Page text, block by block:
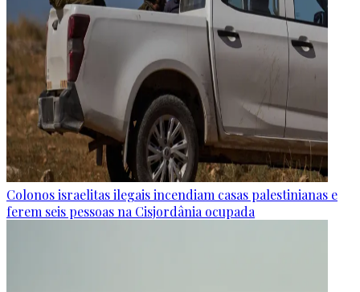
Colonos israelitas ilegais incendiam casas palestinianas e
ferem seis pessoas na Cisjordânia ocupada